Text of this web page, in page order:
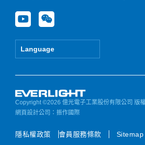
Y
o
u
e
W
e
i
Language
Copyright ©2026 億光電子工業股份有限公司 版
網頁設計公司 ：振作國際
隱私權政策 會員服務條款 Sitemap